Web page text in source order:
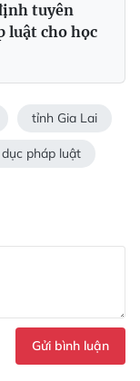
tuyên
luật cho học
tỉnh Gia Lai
pháp luật
Gửi bình luận